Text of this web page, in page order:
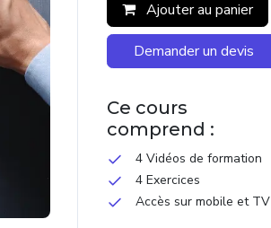
Ajouter au panier
Demander un devis
Ce cours
comprend :
4 Vidéos de formation
4 Exercices
Accès sur mobile et TV